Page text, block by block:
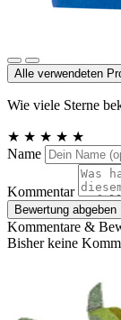
Alle verwendeten
Wie viele Sterne
★ ★ ★ ★ ★
Name
Kommentar
Bewertung abgeben
Kommentare &
Bisher keine